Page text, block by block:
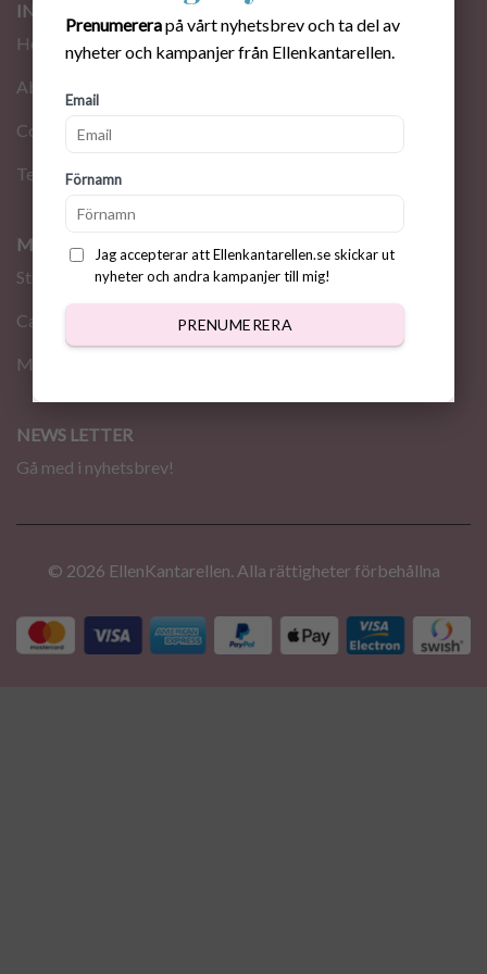
Prenumererapå vårt nyhetsbrev och ta del av
nyheter och kampanjer från Ellenkantarellen.
Email
Förnamn
Jag accepterar att Ellenkantarellen.se skickar ut
nyheter och andra kampanjer till mig!
PRENUMERERA
INFORMATION
Home
About me
Contact
Terms
MY PAGE
Store
Cart
My Account
NEWS LETTER
Gå med i nyhetsbrev!
© 2026 EllenKantarellen. Alla rättigheter förbehållna